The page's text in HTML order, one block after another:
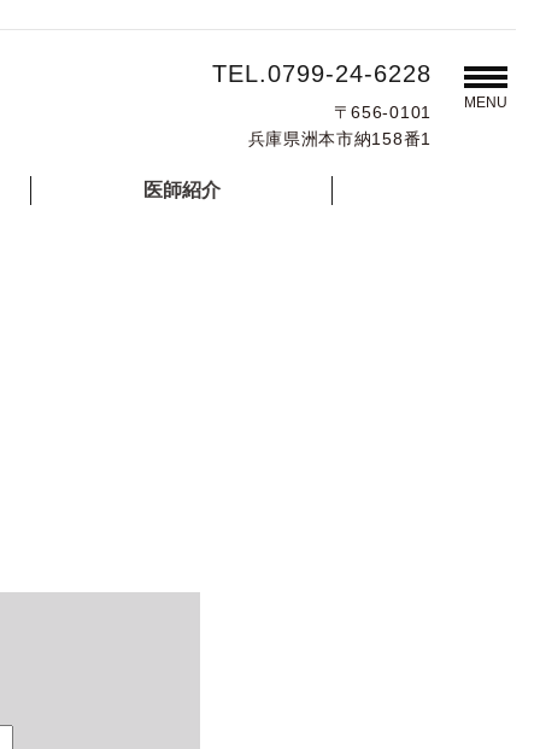
TEL.0799-24-6228
〒656-0101
兵庫県洲本市納158番1
MENU
医師紹介